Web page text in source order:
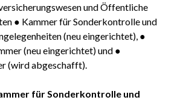
und Öffentliche
● Kammer für Sonderkontrolle und
(neu eingerichtet), ●
(neu eingerichtet) und ●
(wird abgeschafft).
für Sonderkontrolle und